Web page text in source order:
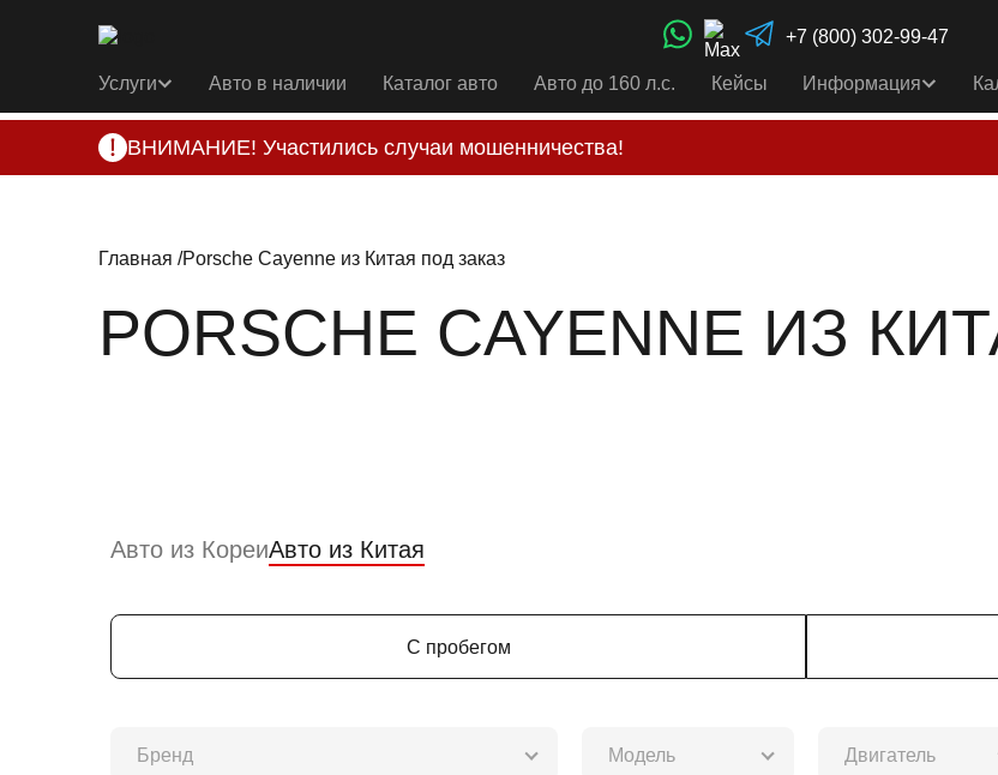
+7 (800) 302-99-47
Услуги Авто в наличии Каталог авто Авто до 160 л.с. Кейсы Информация
ВНИМАНИЕ! Участились случаи мошенничества!
Главная Porsche Cayenne из Китая под заказ
PORSCHE CAYENNE ИЗ
Авто из КореиАвто из Китая
С пробегом
Бренд Модель Двигатель